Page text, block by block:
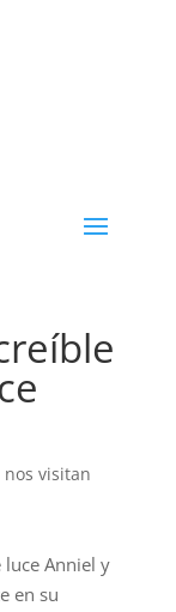
nos visitan
Anniel y
en su